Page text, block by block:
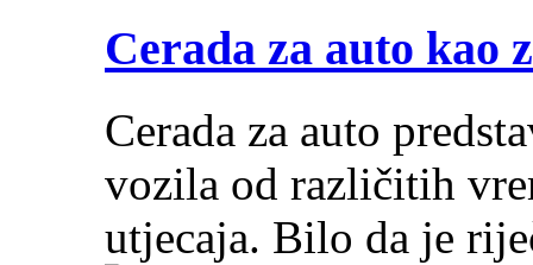
Cerada za auto kao
Cerada za auto
vozila od različitih
utjecaja. Bilo da je